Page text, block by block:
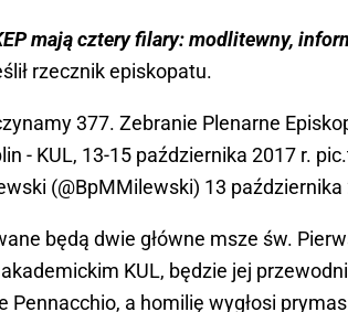
mają cztery filary: modlitewny,
rzecznik episkopatu.
377. Zebranie Plenarne
- KUL, 13-15 października 2017 r.
(@BpMMilewski) 13 października
będą dwie główne msze św.
KUL, będzie jej
Pennacchio, a homilię wygłosi